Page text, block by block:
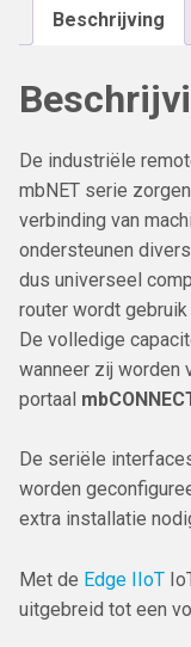
Beschrijving
De industriële
mbNET serie
verbinding van
ondersteunen
dus universeel
router wordt
De volledige
wanneer zij worden
portaal
De seriële
worden
extra installatie
Met de Edge IIoT
uitgebreid tot een